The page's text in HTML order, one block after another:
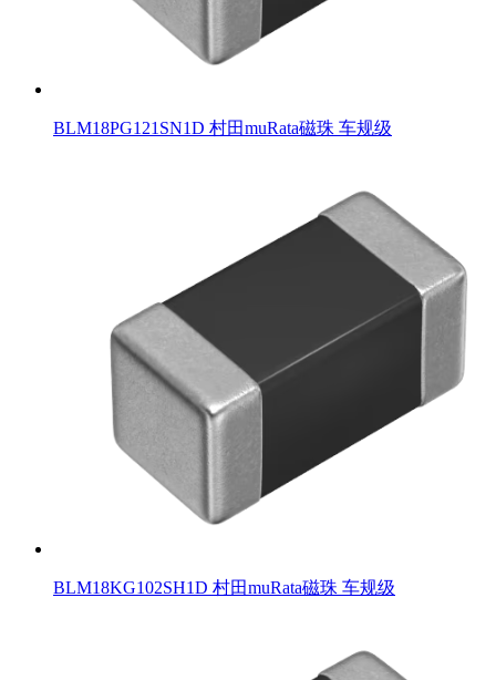
BLM18PG121SN1D 村田muRata磁珠 车规级
BLM18KG102SH1D 村田muRata磁珠 车规级